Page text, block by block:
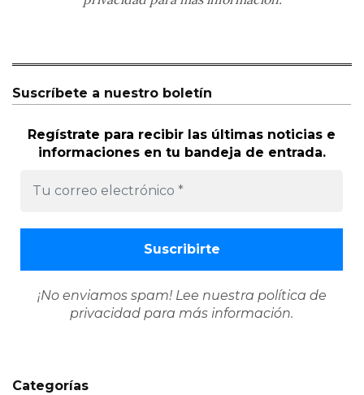
Suscríbete a nuestro boletín
Regístrate para recibir las últimas noticias e
informaciones en tu bandeja de entrada.
¡No enviamos spam! Lee nuestra política de
privacidad para más información.
Categorías